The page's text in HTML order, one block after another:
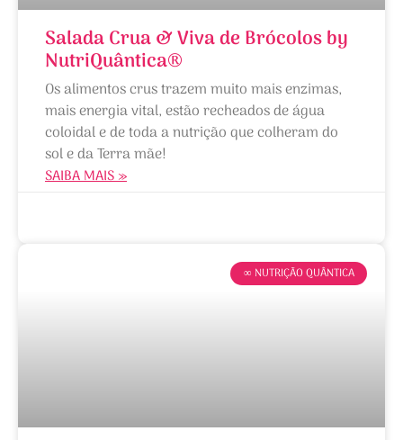
Salada Crua & Viva de Brócolos by
NutriQuântica®
Os alimentos crus trazem muito mais enzimas,
mais energia vital, estão recheados de água
coloidal e de toda a nutrição que colheram do
sol e da Terra mãe!
SAIBA MAIS »
∞ NUTRIÇÃO QUÂNTICA